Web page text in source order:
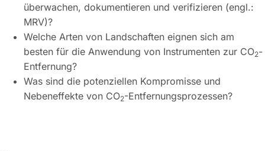
überwachen, dokumentieren und verifizieren (engl.:
MRV)?
Welche Arten von Landschaften eignen sich am
besten für die Anwendung von Instrumenten zur CO2-
Entfernung?
Was sind die potenziellen Kompromisse und
Nebeneffekte von CO2-Entfernungsprozessen?